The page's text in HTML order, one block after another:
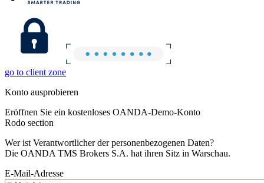
go to client zone
Konto ausprobieren
Eröffnen Sie ein kostenloses OANDA-Demo-Konto
Rodo section
Wer ist Verantwortlicher der personenbezogenen Daten?
Die OANDA TMS Brokers S.A. hat ihren Sitz in Warschau.
E-Mail-Adresse